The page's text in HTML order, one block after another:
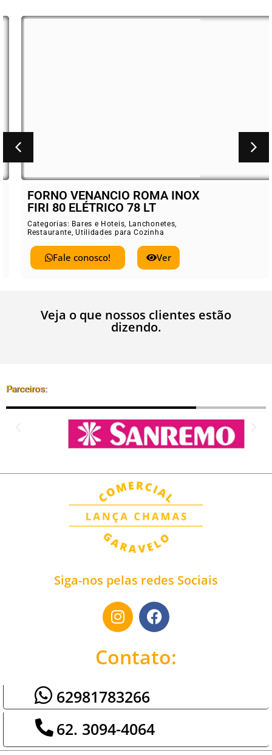
FORNO VENANCIO ROMA INOX
FIRI 80 ELÉTRICO 78 LT
Categorias:Bares e Hoteis,Lanchonetes,
Restaurante,Utilidades para Cozinha
Fale conosco! Ver
Veja o que nossos clientes estão
dizendo.
Parceiros:
Siga-nos pelas redes Sociais
Contato:
62981783266
62. 3094-4064